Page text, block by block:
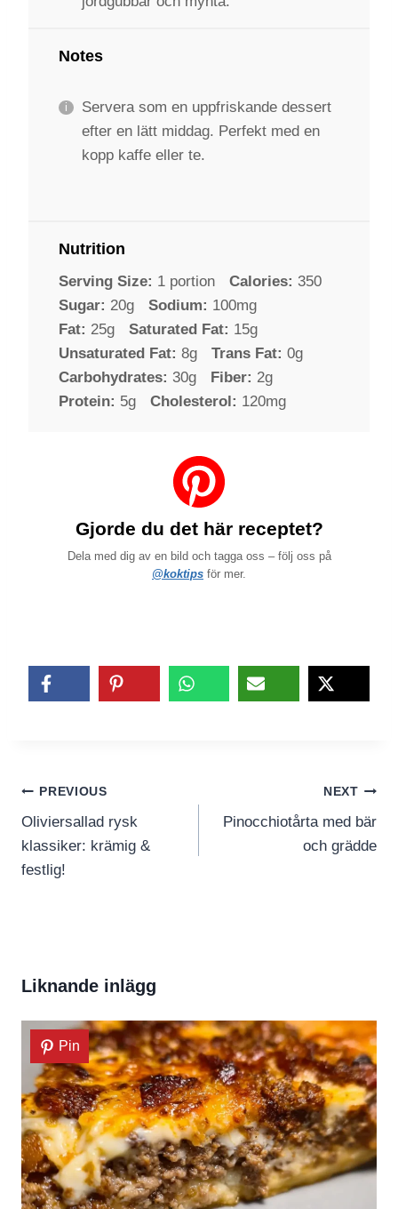
Notes
Servera som en uppfriskande dessert
efter en lätt middag. Perfekt med en
kopp kaffe eller te.
Nutrition
Serving Size: 1 portion Calories: 350
Sugar: 20g Sodium: 100mg
Fat: 25g Saturated Fat: 15g
Unsaturated Fat: 8g Trans Fat: 0g
Carbohydrates: 30g Fiber: 2g
Protein: 5g Cholesterol: 120mg
Gjorde du det här receptet?
Dela med dig av en bild och tagga oss – följ oss på
@koktips för mer.
Inläggsnavigering
PREVIOUS
Oliviersallad rysk
klassiker: krämig &
festlig!
NEXT
Pinocchiotårta med bär
och grädde
Liknande inlägg
Pin